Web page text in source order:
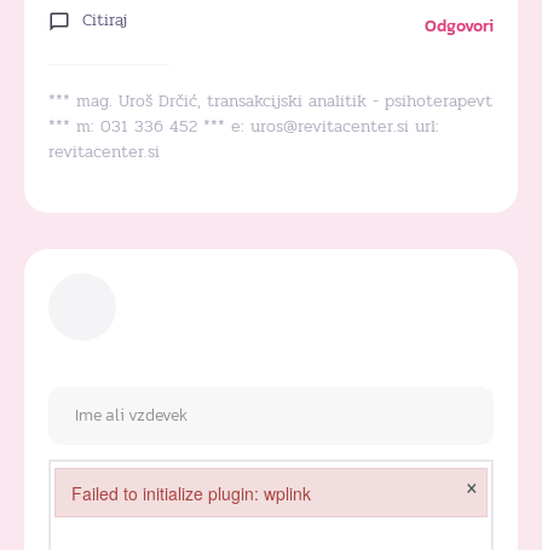
Citiraj Odgovori
*** mag. Uroš Drčić, transakcijski analitik - psihoterapevt
*** m: 031 336 452 *** e: uros@revitacenter.si url:
revitacenter.si
Failed to initialize plugin: wplink ×
Failed to initialize plugin: wplink